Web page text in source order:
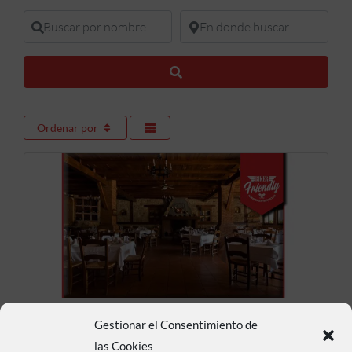
Gestionar el Consentimiento de
las Cookies
Buscar por nombre En donde buscar
Ordenar por
Restaurante Asador Pato